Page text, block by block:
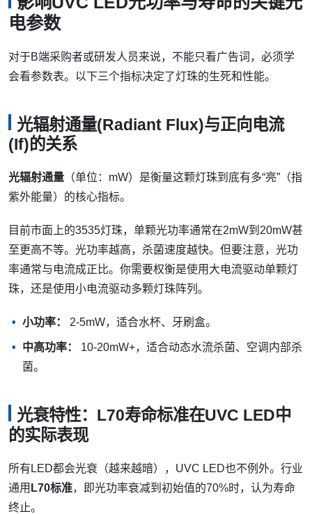
电参数
对于B端采购者或研发人员来说，不能只看广告词，必须学
会看参数表。以下三个指标决定了灯珠的生死和性能。
光辐射通量(Radiant Flux)与正向电流
(If)的关系
光辐射通量 （单位：mW）是衡量这颗灯珠到底有多“亮”（指
紫外能量）的核心指标。
目前市面上的3535灯珠，单颗光功率通常在2mW到20mW甚
至更高不等。光功率越高，杀菌速度越快。但要注意，光功
率通常与电流成正比。你需要权衡是使用大电流驱动单颗灯
珠，还是使用小电流驱动多颗灯珠阵列。
小功率： 2-5mW，适合水杯、牙刷盒。
中高功率：
10-20mW+，适合动态水流杀菌、空调内部杀
菌。
光衰特性：L70寿命标准在UVC LED中
的实际表现
所有LED都会光衰（越来越暗），UVC LED也不例外。行业
通用 L70标准，即光功率衰减到初始值的70%时，认为寿命
终止。